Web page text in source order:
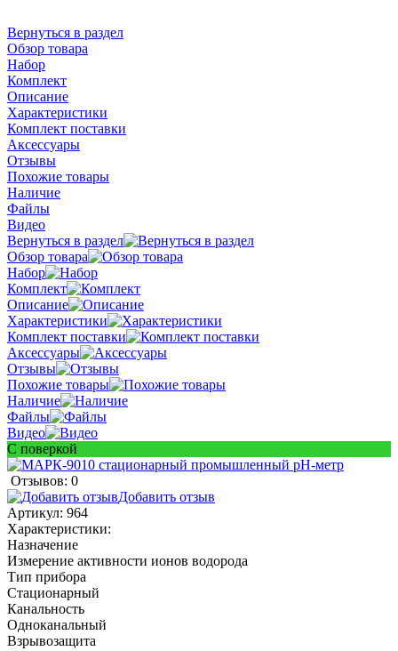
Вернуться в раздел
Обзор товара
Набор
Комплект
Описание
Характеристики
Комплект поставки
Аксессуары
Отзывы
Похожие товары
Наличие
Файлы
Видео
Вернуться в раздел
Обзор товара
Набор
Комплект
Описание
Характеристики
Комплект поставки
Аксессуары
Отзывы
Похожие товары
Наличие
Файлы
Видео
С поверкой
Отзывов: 0
Добавить отзыв
Артикул: 964
Характеристики:
Назначение
Измерение активности ионов водорода
Тип прибора
Стационарный
Канальность
Одноканальный
Взрывозащита